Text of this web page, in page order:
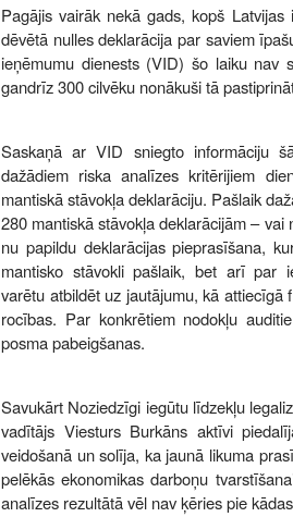
Pagājis vairāk nekā gads, kopš
dēvētā nulles deklarācija par saviem
ieņēmumu dienests (VID) šo laiku nav
gandrīz 300 cilvēku nonākuši tā
Saskaņā ar VID sniegto informāciju
dažādiem riska analīzes kritērijiem
mantiskā stāvokļa deklarāciju. Pašlaik
280 mantiskā stāvokļa deklarācijām – vai
nu papildu deklarācijas pieprasīšana,
mantisko stāvokli pašlaik, bet arī par
varētu atbildēt uz jautājumu, kā attiecīgā
rocības. Par konkrētiem nodokļu
posma pabeigšanas.
Savukārt Noziedzīgi iegūtu līdzekļu
vadītājs Viesturs Burkāns aktīvi
veidošanā un solīja, ka jaunā likuma
pelēkās ekonomikas darboņu
analīzes rezultātā vēl nav ķēries pie